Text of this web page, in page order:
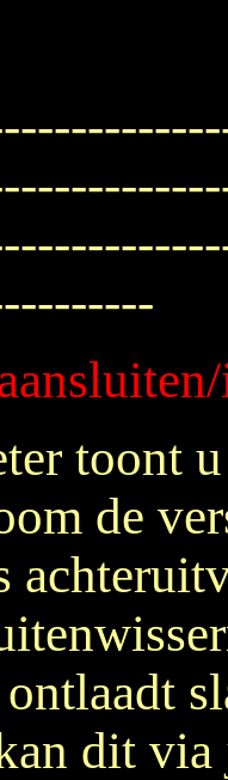
toont
de
dit